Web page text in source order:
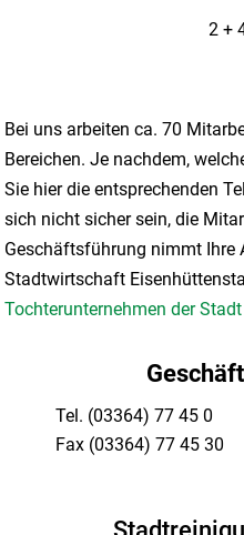
2 +
Bei uns arbeiten ca. 70
Bereichen. Je nachdem,
Sie hier die entsprechenden
sich nicht sicher sein, die
Geschäftsführung nimmt Ihre
Stadtwirtschaft
Tochterunternehmen der
Tel. (03364) 77 45 0
Fax (03364) 77 45 30